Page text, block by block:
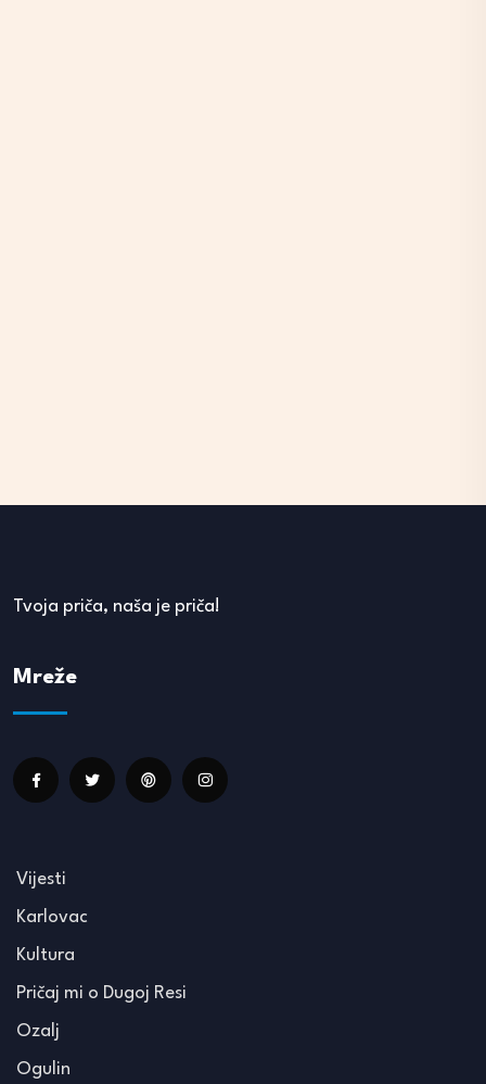
Tvoja priča, naša je priča!
Mreže
Vijesti
Karlovac
Kultura
Pričaj mi o Dugoj Resi
Ozalj
Ogulin